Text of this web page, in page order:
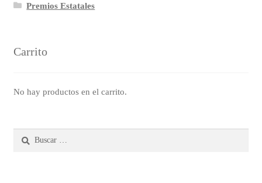
Premios Estatales
Carrito
No hay productos en el carrito.